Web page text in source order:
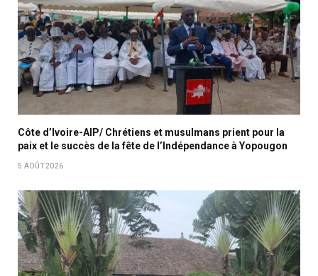
Côte d’Ivoire-AIP/ Chrétiens et musulmans prient pour la
paix et le succès de la fête de l’Indépendance à Yopougon
5 AOÛT 2026